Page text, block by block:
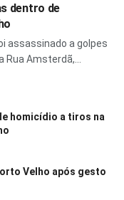
dentro de
assassinado a golpes
Amsterdã,...
homicídio a tiros na
Velho após gesto